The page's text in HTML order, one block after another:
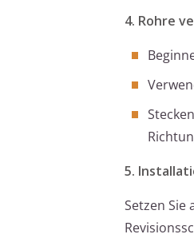
4. Rohre
5.
Setzen Sie